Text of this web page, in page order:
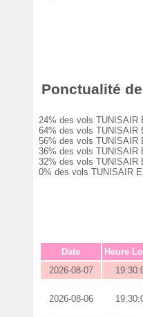
Ponctualité
24% des vols TUNISAIR
64% des vols TUNISAIR
56% des vols TUNISAIR
36% des vols TUNISAIR
32% des vols TUNISAIR
0% des vols TUNISAIR
Date Heure
2026-08-07
2026-08-06